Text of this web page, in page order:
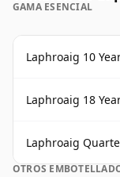
GAMA ESENCIAL
Laphroaig 10
Laphroaig 18
Laphroaig
OTROS